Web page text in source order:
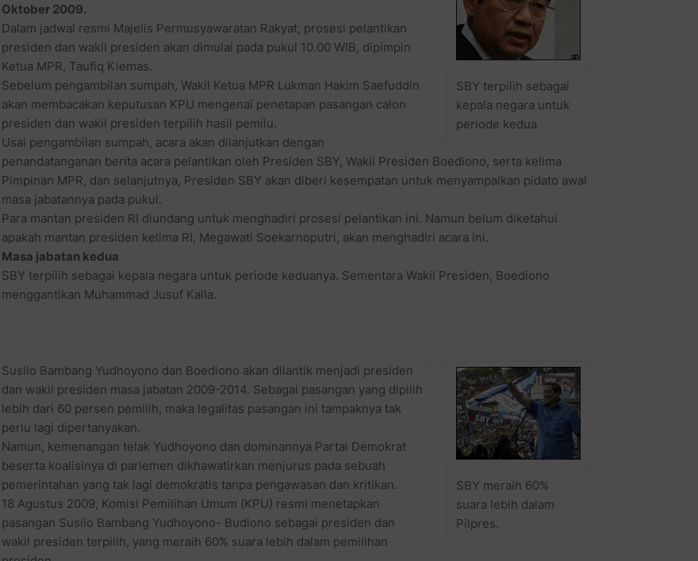
SBY terpilih sebagai
kepala negara untuk
periode kedua
Oktober 2009.
Dalam jadwal resmi Majelis Permusyawaratan Rakyat, prosesi pelantikan
presiden dan wakil presiden akan dimulai pada pukul 10.00 WIB, dipimpin
Ketua MPR, Taufiq Kiemas.
Sebelum pengambilan sumpah, Wakil Ketua MPR Lukman Hakim Saefuddin
akan membacakan keputusan KPU mengenai penetapan pasangan calon
presiden dan wakil presiden terpilih hasil pemilu.
Usai pengambilan sumpah, acara akan dilanjutkan dengan
penandatanganan berita acara pelantikan oleh Presiden SBY, Wakil Presiden Boediono, serta kelima
Pimpinan MPR, dan selanjutnya, Presiden SBY akan diberi kesempatan untuk menyampaikan pidato awal
masa jabatannya pada pukul.
Para mantan presiden RI diundang untuk menghadiri prosesi pelantikan ini. Namun belum diketahui
apakah mantan presiden kelima RI, Megawati Soekarnoputri, akan menghadiri acara ini.
Masa jabatan kedua
SBY terpilih sebagai kepala negara untuk periode keduanya. Sementara Wakil Presiden, Boediono
menggantikan Muhammad Jusuf Kalla.
SBY meraih 60%
suara lebih dalam
Pilpres.
Susilo Bambang Yudhoyono dan Boediono akan dilantik menjadi presiden
dan wakil presiden masa jabatan 2009-2014. Sebagai pasangan yang dipilih
lebih dari 60 persen pemilih, maka legalitas pasangan ini tampaknya tak
perlu lagi dipertanyakan.
Namun, kemenangan telak Yudhoyono dan dominannya Partai Demokrat
beserta koalisinya di parlemen dikhawatirkan menjurus pada sebuah
pemerintahan yang tak lagi demokratis tanpa pengawasan dan kritikan.
18 Agustus 2009, Komisi Pemilihan Umum (KPU) resmi menetapkan
pasangan Susilo Bambang Yudhoyono- Budiono sebagai presiden dan
wakil presiden terpilih, yang meraih 60% suara lebih dalam pemilihan